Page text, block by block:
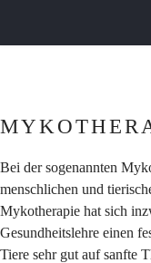
Bei der sogenannten
menschlichen und
Mykotherapie hat sich
Gesundheitslehre einen
Tiere sehr gut auf sanfte